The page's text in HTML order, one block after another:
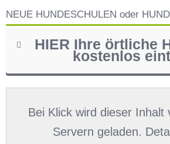
NEUE HUNDESCHULEN oder
HIER Ihre örtliche
kostenlos
Bei Klick wird dieser Inhalt
Servern geladen.